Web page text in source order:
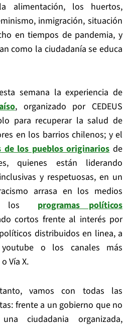
alimentación, los huertos,
inmigración, situación
en tiempos de pandemia, y
como la ciudadanía se educa
semana la experiencia de
, organizado por CEDEUS
para recuperar la salud de
en los barrios chilenos; y el
de los pueblos originariosde
quienes están liderando
y respetuosas, en un
arrasa en los medios
los programas políticos
cortos frente al interés por
distribuidos en linea, a
o los canales más
Vía X.
vamos con todas las
frente a un gobierno que no
ciudadania organizada,